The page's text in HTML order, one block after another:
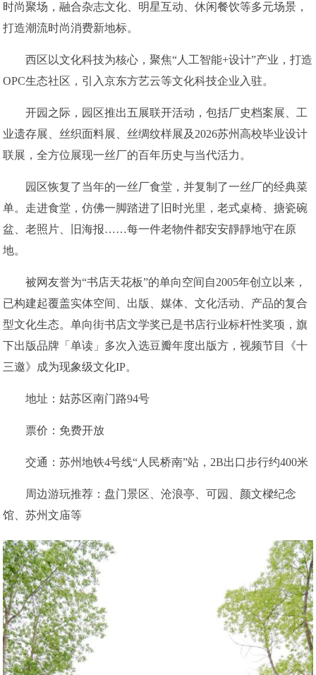
时尚聚场，融合杂志文化、明星互动、休闲餐饮等多元场景，
打造潮流时尚消费新地标。
西区以文化科技为核心，聚焦“人工智能+设计”产业，打造
OPC生态社区，引入京东方艺云等文化科技企业入驻。
开园之际，园区推出五展联开活动，包括厂史档案展、工
业遗存展、丝织面料展、丝绸纹样展及2026苏州高校毕业设计
联展，全方位展现一丝厂的百年历史与当代活力。
园区恢复了当年的一丝厂食堂，并复制了一丝厂的经典菜
单。走进食堂，仿佛一脚踏进了旧时光里，老式桌椅、搪瓷碗
盆、老照片、旧海报……每一件老物件都安安靜靜地守在原
地。
被网友誉为“书店天花板”的单向空间自2005年创立以来，
已构建起覆盖实体空间、出版、媒体、文化活动、产品的复合
型文化生态。单向街书店文学奖已是书店行业标杆性奖项，旗
下出版品牌「单读」多次入选豆瓣年度出版方，视频节目《十
三邀》成为现象级文化IP。
地址：姑苏区南门路94号
票价：免费开放
交通：苏州地铁4号线“人民桥南”站，2B出口步行约400米
周边游玩推荐：盘门景区、沧浪亭、可园、颜文樑纪念
馆、苏州文庙等